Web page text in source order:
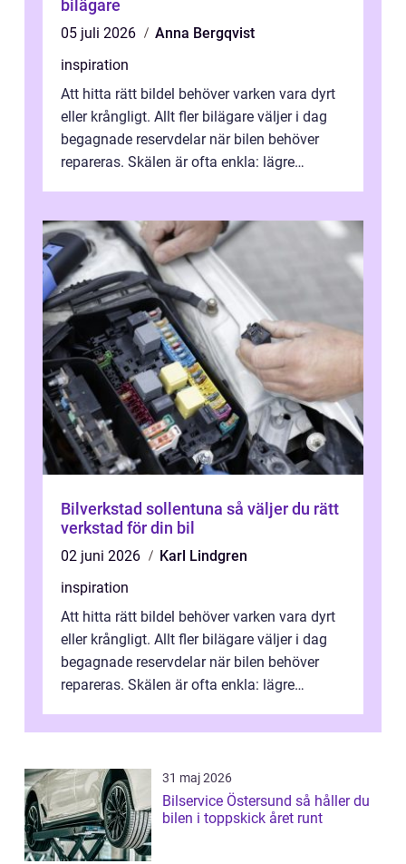
bilägare
05 juli 2026
Anna Bergqvist
inspiration
Att hitta rätt bildel behöver varken vara dyrt
eller krångligt. Allt fler bilägare väljer i dag
begagnade reservdelar när bilen behöver
repareras. Skälen är ofta enkla: lägre
Bilverkstad sollentuna så väljer du rätt
verkstad för din bil
02 juni 2026
Karl Lindgren
inspiration
Att hitta rätt bildel behöver varken vara dyrt
eller krångligt. Allt fler bilägare väljer i dag
begagnade reservdelar när bilen behöver
repareras. Skälen är ofta enkla: lägre
31 maj 2026
Bilservice Östersund så håller du
bilen i toppskick året runt